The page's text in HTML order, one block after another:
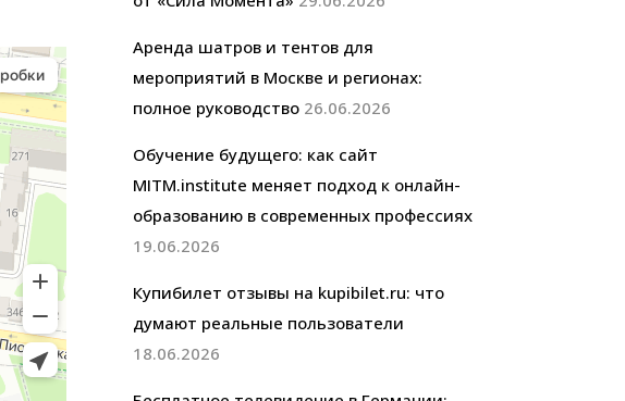
Аренда шатров и тентов для
мероприятий в Москве и регионах:
полное руководство 26.06.2026
Обучение будущего: как сайт
MITM.institute меняет подход к онлайн-
образованию в современных профессиях
19.06.2026
Купибилет отзывы на kupibilet.ru: что
думают реальные пользователи
18.06.2026